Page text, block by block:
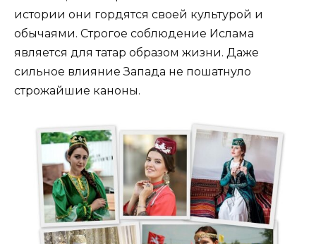
истории они гордятся своей культурой и
обычаями. Строгое соблюдение Ислама
является для татар образом жизни. Даже
сильное влияние Запада не пошатнуло
строжайшие каноны.